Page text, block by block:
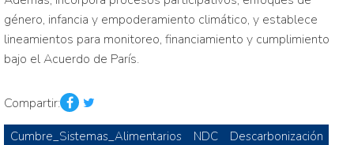
género, infancia y empoderamiento climático, y establece
lineamientos para monitoreo, financiamiento y cumplimiento
bajo el Acuerdo de París.
Compartir:
Cumbre_Sistemas_Alimentarios NDC
Descarbonización